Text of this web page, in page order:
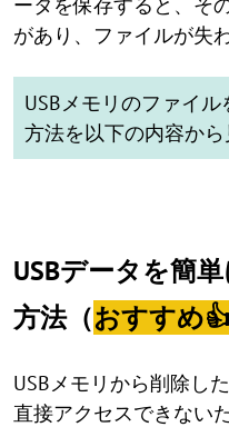
があり、ファイルが失
USBメモリのファイ
方法を以下の内容から
USBデータを簡
方法（おすすめ
USBメモリから削除し
直接アクセスできない